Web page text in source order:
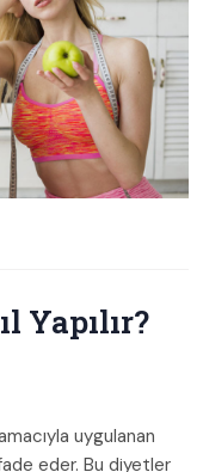
Yapılır?
uygulanan
eder. Bu diyetler